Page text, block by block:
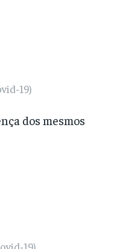
19)
dos mesmos